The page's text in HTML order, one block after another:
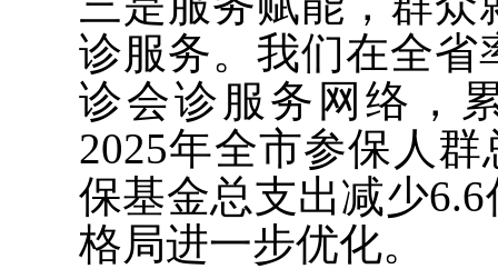
诊服务。我们在全省
诊会诊服务网络，
2025年全市参保人
保基金总支出减少
格局进一步优化。